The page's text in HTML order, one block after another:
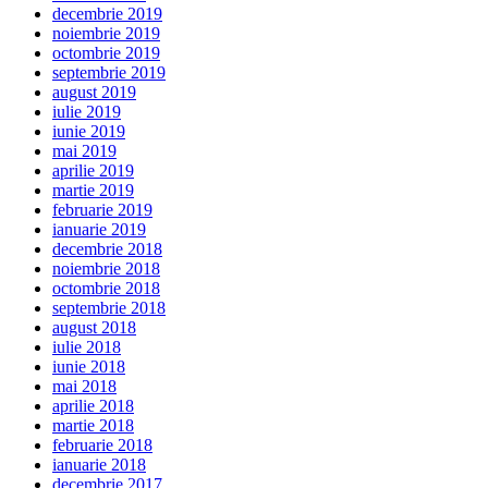
decembrie 2019
noiembrie 2019
octombrie 2019
septembrie 2019
august 2019
iulie 2019
iunie 2019
mai 2019
aprilie 2019
martie 2019
februarie 2019
ianuarie 2019
decembrie 2018
noiembrie 2018
octombrie 2018
septembrie 2018
august 2018
iulie 2018
iunie 2018
mai 2018
aprilie 2018
martie 2018
februarie 2018
ianuarie 2018
decembrie 2017